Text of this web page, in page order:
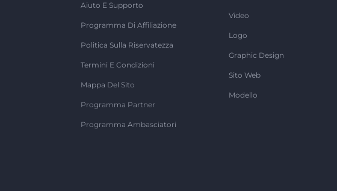
Aiuto E Supporto
Programma Di Affiliazione
Politica Sulla Riservatezza
Termini E Condizioni
Mappa Del Sito
Programma Partner
Programma Ambasciatori
Video
Logo
Graphic Design
Sito Web
Modello